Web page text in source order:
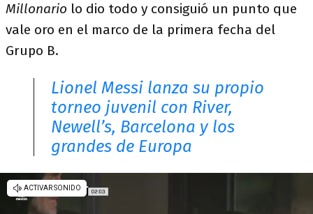
Millonario lo dio todo y consiguió un punto que
vale oro en el marco de la primera fecha del
Grupo B.
Lionel Messi lanza su propio
torneo juvenil con River,
Newell’s, Barcelona y los
grandes de Europa